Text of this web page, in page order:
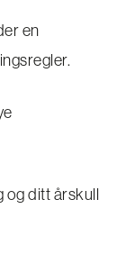
en
og ditt årskull